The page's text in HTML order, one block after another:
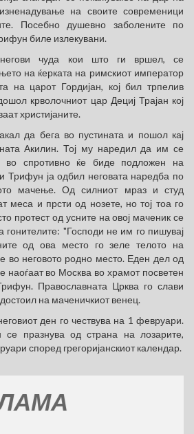
на своите современици
Посебно душевно заболените по
биле излекувани.
негови чуда кои што ги вршел, се
на ќерката на римскиот император
на царот Гордијан, кој бил трпелив
крволочниот цар Дециј Трајан кој
христијаните.
да бега во пустината и пошол кај
Акилин. Тој му наредил да им се
во спротивно ќе биде подложен на
Трифун ја одбил неговата наредба по
мачење. Од силниот мраз и студ
меса и прсти од нозете, но тој тоа го
протест од усните на овој маченик се
гонителите: "Господи не им го пишувај
од ова место го зеле телото на
во неговото родно место. Еден дел од
наоѓаат во Москва во храмот посветен
Православната Црква го слави
на маченичкиот венец.
ден го чествува на 1 февруари.
се празнува од страна на лозарите,
според грегоријанскиот календар.